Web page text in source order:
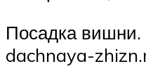
Посадка вишни.
dachnaya-